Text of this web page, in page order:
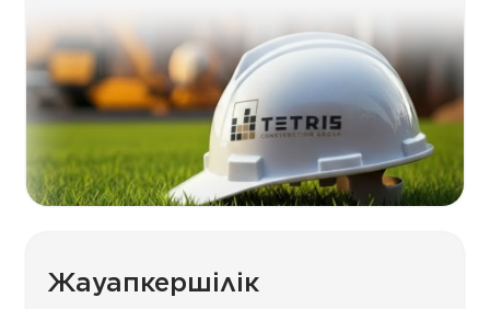
Жауапкершілік